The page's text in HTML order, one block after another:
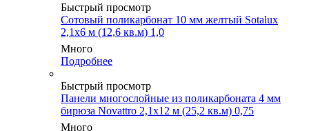
Быстрый просмотр
Сотовый поликарбонат 10 мм желтый Sotalux
2,1х6 м (12,6 кв.м) 1,0
Много
Подробнее
Быстрый просмотр
Панели многослойные из поликарбоната 4 мм
бирюза Novattro 2,1х12 м (25,2 кв.м) 0,75
Много